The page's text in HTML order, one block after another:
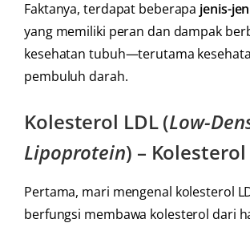
Faktanya, terdapat beberapa jenis-
yang memiliki peran dan dampak
kesehatan tubuh—terutama
pembuluh darah.
Kolesterol LDL (Low-
Lipoprotein) – Kolesterol
Pertama, mari mengenal kolesterol
berfungsi membawa kolesterol dari